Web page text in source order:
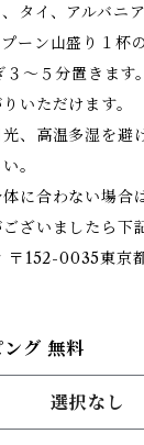
タイ、アルバニ
ーン山盛り１杯
〜５分置きます
いただけます。
、高温多湿を避
。
に合わない場合
ざいましたら下
〒152-0035東京
グ 無料
選択なし